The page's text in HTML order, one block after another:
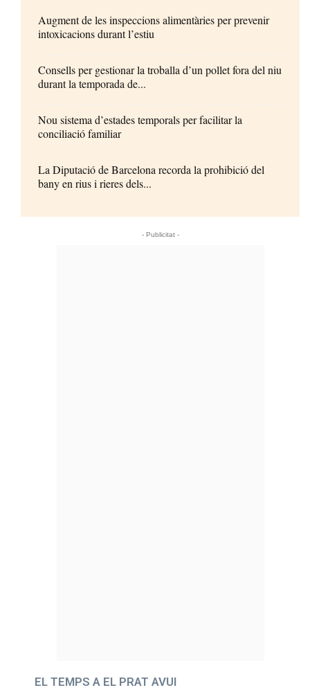
Augment de les inspeccions alimentàries per prevenir
intoxicacions durant l’estiu
Consells per gestionar la troballa d’un pollet fora del niu
durant la temporada de...
Nou sistema d’estades temporals per facilitar la
conciliació familiar
La Diputació de Barcelona recorda la prohibició del
bany en rius i rieres dels...
- Publicitat -
EL TEMPS A EL PRAT AVUI